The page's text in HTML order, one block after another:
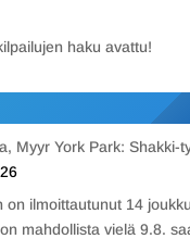
haku avattu!
Myyr York Park: Shakki-
on ilmoittautunut 14
mahdollista vielä 9.8.